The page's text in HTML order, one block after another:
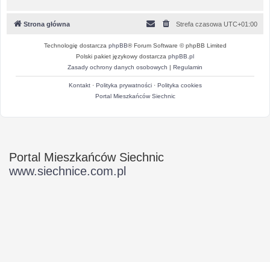
Strona główna Strefa czasowa UTC+01:00
Technologię dostarcza phpBB® Forum Software © phpBB Limited
Polski pakiet językowy dostarcza phpBB.pl
Zasady ochrony danych osobowych | Regulamin
Kontakt· Polityka prywatności· Polityka cookies
Portal Mieszkańców Siechnic
Portal Mieszkańców Siechnic
www.siechnice.com.pl